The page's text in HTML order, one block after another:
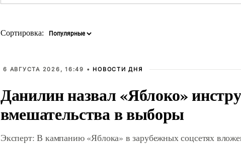
Сортировка:
6 АВГУСТА 2026, 16:49 • НОВОСТИ ДНЯ
Данилин назвал «Яблоко»
вмешательства в выборы
Эксперт: В кампанию «Яблока» в зарубежных соцсетях